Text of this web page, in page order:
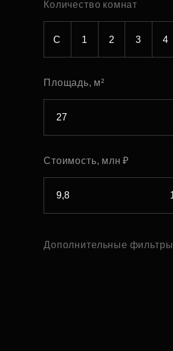
Количество комнат
С 1 2 3 4
Площадь, м²
Стоимость, млн ₽
Дополнительные фильтры